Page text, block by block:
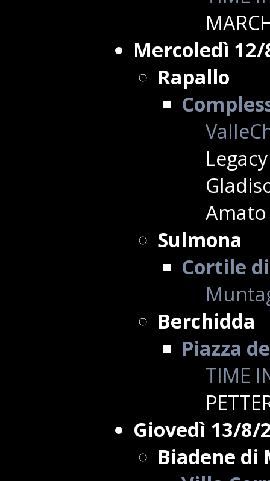
Mercoledì
Rapallo
Sulmona
Cortile
Berchidda
Piazza
TIME
Giovedì 13/8/
Biadene di